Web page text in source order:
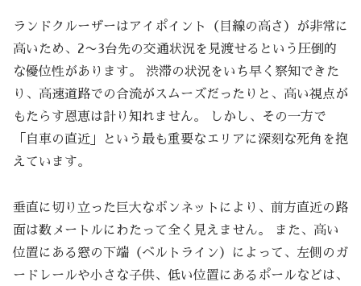
ランドクルーザーはアイポイント（目線の高さ）が非常に
高いため、2〜3台先の交通状況を見渡せるという圧倒的
な優位性があります。 渋滞の状況をいち早く察知できた
り、高速道路での合流がスムーズだったりと、高い視点が
もたらす恩恵は計り知れません。 しかし、その一方で
「自車の直近」という最も重要なエリアに深刻な死角を抱
えています。
垂直に切り立った巨大なボンネットにより、前方直近の路
面は数メートルにわたって全く見えません。 また、高い
位置にある窓の下端（ベルトライン）によって、左側のガ
ードレールや小さな子供、低い位置にあるポールなどは、